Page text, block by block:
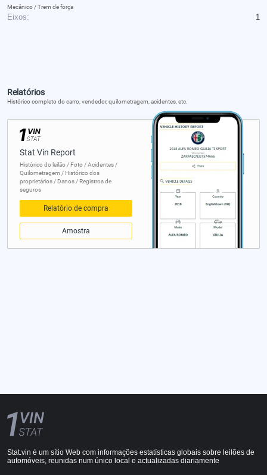
Mecânico / Trem de força
Eixos: 1
Relatórios
Histórico completo do carro, vendedor, quilometragem, acidentes, etc.
Stat Vin Report
Histórico do leilão / Foto / Acidentes /
Quilometragem / Histórico dos
proprietários / Danos / Registros de
seguros
Relatório de compra
Amostra
Stat.vin é um sítio Web com informações estatísticas globais sobre leilões de
automóveis, reunidas num único local e actualizadas diariamente